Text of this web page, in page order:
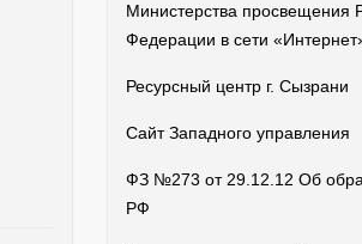
Министерства просвещения
Федерации в сети
Ресурсный центр г. Сызрани
Сайт Западного управления
ФЗ №273 от 29.12.12 Об
РФ